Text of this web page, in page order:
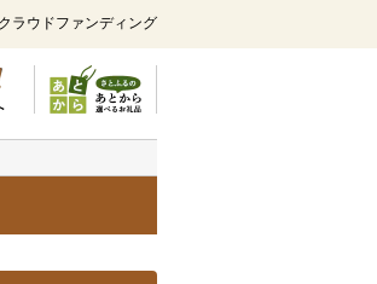
クラウドファンディング